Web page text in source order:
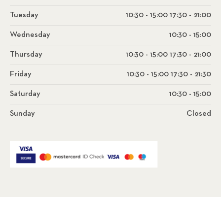
Tuesday 10:30 - 15:00 17:30 - 21:00
Wednesday 10:30 - 15:00
Thursday 10:30 - 15:00 17:30 - 21:00
Friday 10:30 - 15:00 17:30 - 21:30
Saturday 10:30 - 15:00
Sunday Closed